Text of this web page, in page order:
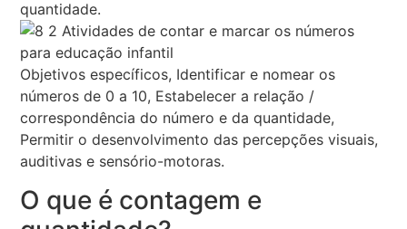
quantidade.
Objetivos específicos, Identificar e nomear os
números de 0 a 10, Estabelecer a relação /
correspondência do número e da quantidade,
Permitir o desenvolvimento das percepções visuais,
auditivas e sensório-motoras.
O que é contagem e